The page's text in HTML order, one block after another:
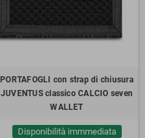
PORTAFOGLI con strap di chiusura
JUVENTUS classico CALCIO seven
WALLET
Disponibilità immmediata